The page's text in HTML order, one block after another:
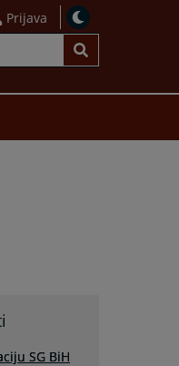
Prijava
SG BiH